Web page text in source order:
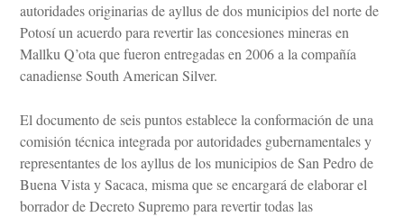
autoridades originarias de ayllus de dos municipios del norte de
Potosí un acuerdo para revertir las concesiones mineras en
Mallku Q’ota que fueron entregadas en 2006 a la compañía
canadiense South American Silver.
El documento de seis puntos establece la conformación de una
comisión técnica integrada por autoridades gubernamentales y
representantes de los ayllus de los municipios de San Pedro de
Buena Vista y Sacaca, misma que se encargará de elaborar el
borrador de Decreto Supremo para revertir todas las